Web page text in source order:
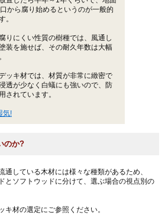
から腐り始めるというのが一般的
。
りにくい性質の樹種では、風通し
装を施せば、その耐久年数は大幅
ッキ材では、材質が非常に緻密で
透が少なく白蟻にも強いので、防
されています。
気!
のか?
通している木材には様々な種類があるため、
とソフトウッドに分けて、選ぶ場合の視点別の
キ材の選定にご参照ください。